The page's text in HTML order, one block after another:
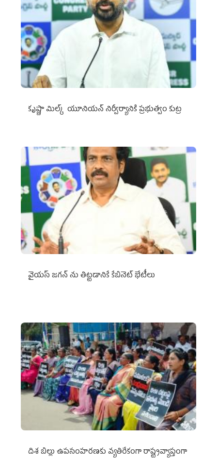
కృష్ణా మిల్క్‌ యూనియన్‌ నిర్వీర్యానికి ప్రభుత్వం కుట్ర
వైయ‌స్ జగన్‌ ను తిట్టడానికే కేబినెట్‌ భేటీలు
దిశ బిల్లు ఉపసంహరణకు వ్యతిరేకంగా రాష్ట్రవ్యాప్తంగా